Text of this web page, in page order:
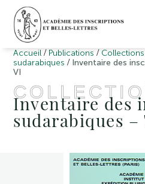
Accueil / Publications / Collections
sudarabiques / Inventaire des
VI
Inventaire des
sudarabiques –